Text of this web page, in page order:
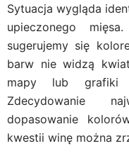
Sytuacja wygląda
upieczonego
sugerujemy się
barw nie widzą
mapy lub grafiki
Zdecydowanie
dopasowanie
kwestii winę można